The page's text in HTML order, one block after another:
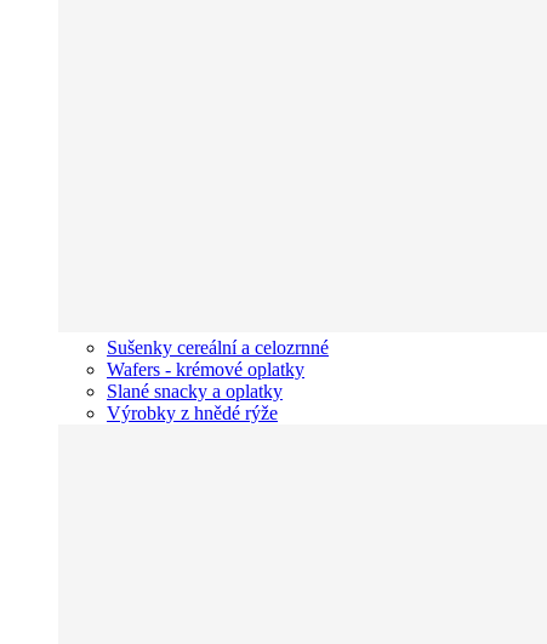
Sušenky cereální a celozrnné
Wafers - krémové oplatky
Slané snacky a oplatky
Výrobky z hnědé rýže